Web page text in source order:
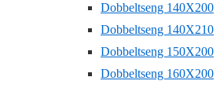
Dobbeltseng 140X200
Dobbeltseng 140X210
Dobbeltseng 150X200
Dobbeltseng 160X200